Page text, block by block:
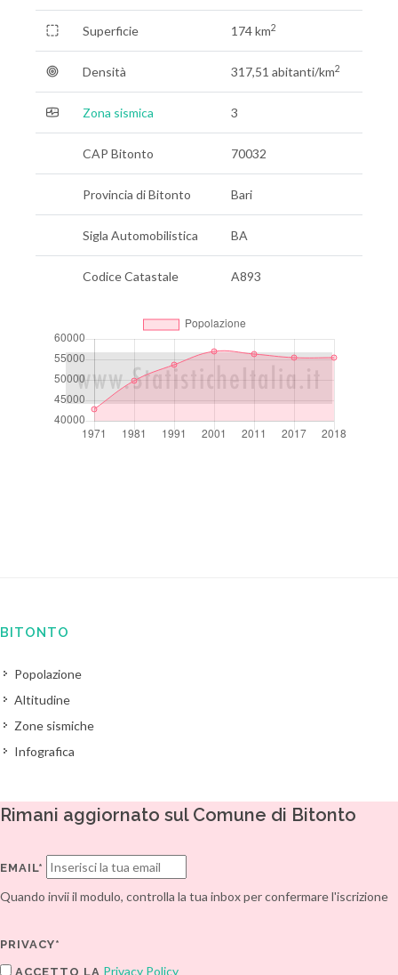
Superficie 174 km2
Densità 317,51 abitanti/km2
Zona sismica 3
CAP Bitonto 70032
Provincia di Bitonto Bari
Sigla Automobilistica BA
Codice Catastale A893
BITONTO
Popolazione
Altitudine
Zone sismiche
Infografica
Rimani aggiornato sul Comune di Bitonto
EMAIL*
Quando invii il modulo, controlla la tua inbox per confermare l'iscrizione
PRIVACY*
ACCETTO LA Privacy Policy